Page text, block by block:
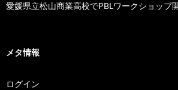
愛媛県立松山商業高校でPBLワークショップ
メタ情報
ログイン